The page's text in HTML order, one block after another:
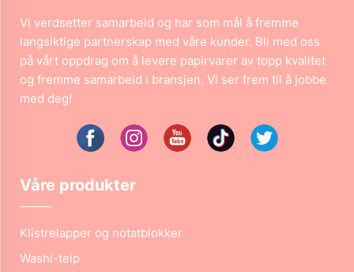
Vi verdsetter samarbeid og har som mål å fremme
langsiktige partnerskap med våre kunder. Bli med oss
på vårt oppdrag om å levere papirvarer av topp kvalitet
og fremme samarbeid i bransjen. Vi ser frem til å jobbe
med deg!
Våre produkter
Klistrelapper og notatblokker
Washi-teip